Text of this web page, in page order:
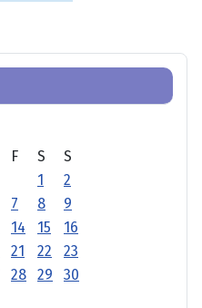
F S
S
1
2
7 8
9
14 15
16
21 22
23
28 29
30